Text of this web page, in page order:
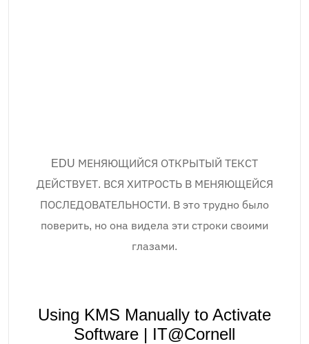
EDU МЕНЯЮЩИЙСЯ ОТКРЫТЫЙ ТЕКСТ
ДЕЙСТВУЕТ. ВСЯ ХИТРОСТЬ В МЕНЯЮЩЕЙСЯ
ПОСЛЕДОВАТЕЛЬНОСТИ. В это трудно было
поверить, но она видела эти строки своими
глазами.
Using KMS Manually to Activate
Software | IT@Cornell